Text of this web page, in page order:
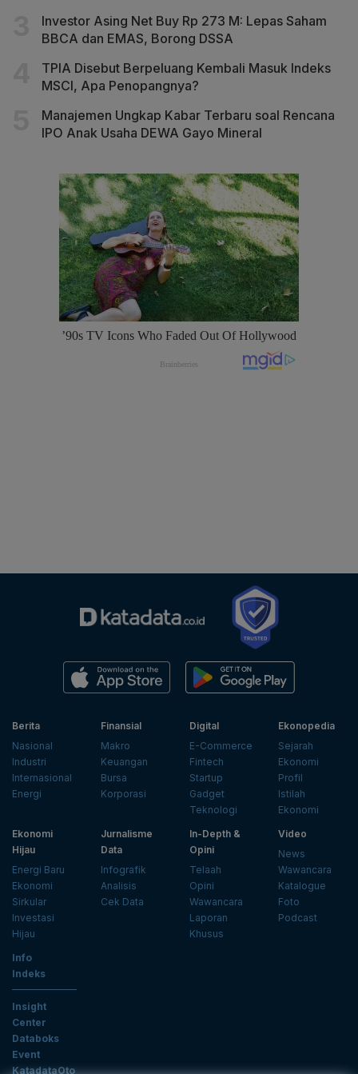
Investor Asing Net Buy Rp 273 M: Lepas Saham
BBCA dan EMAS, Borong DSSA
TPIA Disebut Berpeluang Kembali Masuk Indeks
MSCI, Apa Penopangnya?
Manajemen Ungkap Kabar Terbaru soal Rencana
IPO Anak Usaha DEWA Gayo Mineral
Berita
Nasional
Industri
Internasional
Energi
Finansial
Makro
Keuangan
Bursa
Korporasi
Digital
E-Commerce
Fintech
Startup
Gadget
Teknologi
Ekonopedia
Sejarah
Ekonomi
Profil
Istilah
Ekonomi
Ekonomi
Hijau
Energi Baru
Ekonomi
Sirkular
Investasi
Hijau
Jurnalisme
Data
Infografik
Analisis
Cek Data
In-Depth &
Opini
Telaah
Opini
Wawancara
Laporan
Khusus
Video
News
Wawancara
Katalogue
Foto
Podcast
Info
Indeks
Insight
Center
Databoks
Event
KatadataOto